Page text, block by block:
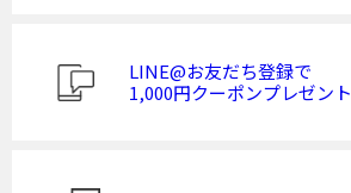
LINE@お友だち登録で
1,000円クーポンプレゼント